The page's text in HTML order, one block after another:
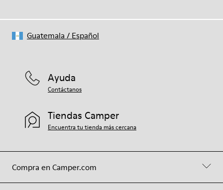
Compra en Camper.com
Ayuda
Contáctanos
Tiendas Camper
Encuentra tu tienda más cercana
Guatemala / Español